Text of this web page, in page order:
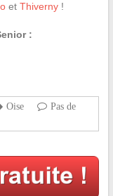
et Thiverny!
:
Oise
Pas de